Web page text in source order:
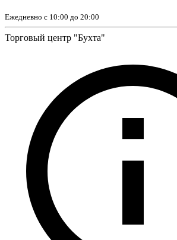
Ежедневно с 10:00 до 20:00
Торговый центр "Бухта"